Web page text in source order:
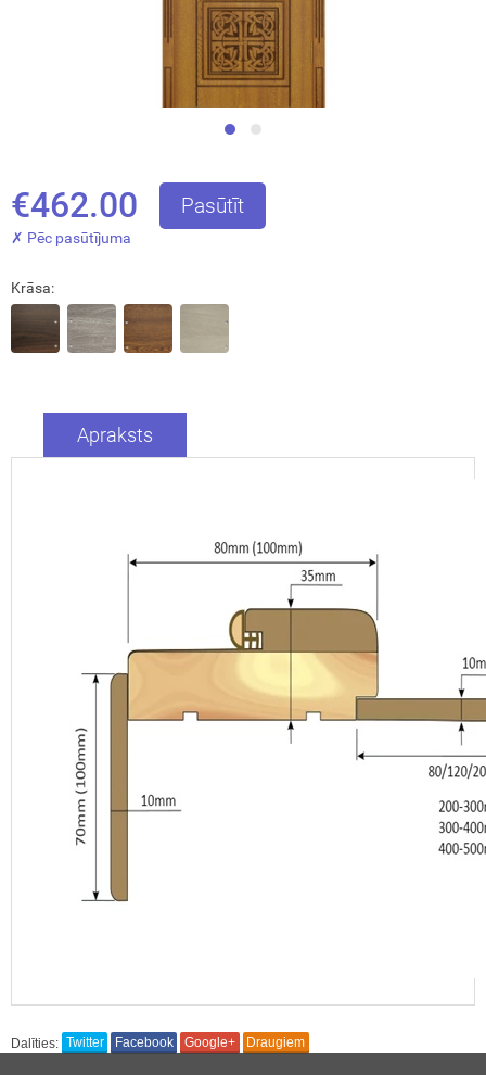
€462.00 Pasūtīt
✗ Pēc pasūtījuma
Krāsa:
Apraksts
Dalīties: Twitter Facebook Google+ Draugiem
Interesē
durvis
dzīvoklim
Nosūtīt!